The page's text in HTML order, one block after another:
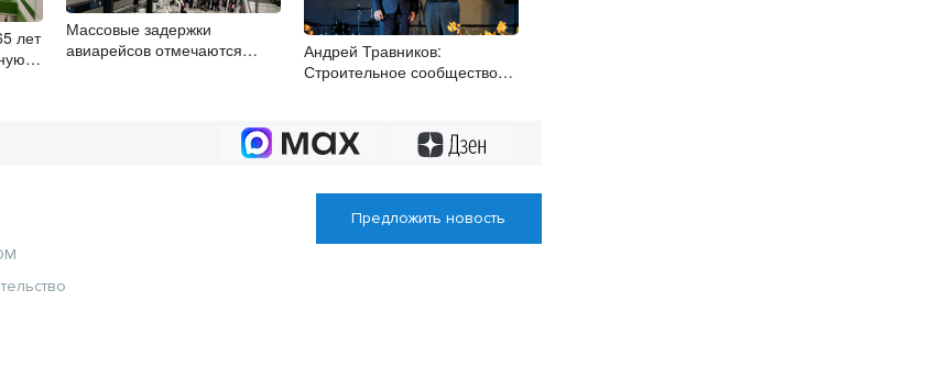
лет
Массовые задержки
авиарейсов отмечаются
Андрей Травников:
Строительное сообщество
коллектив
Предложить новость